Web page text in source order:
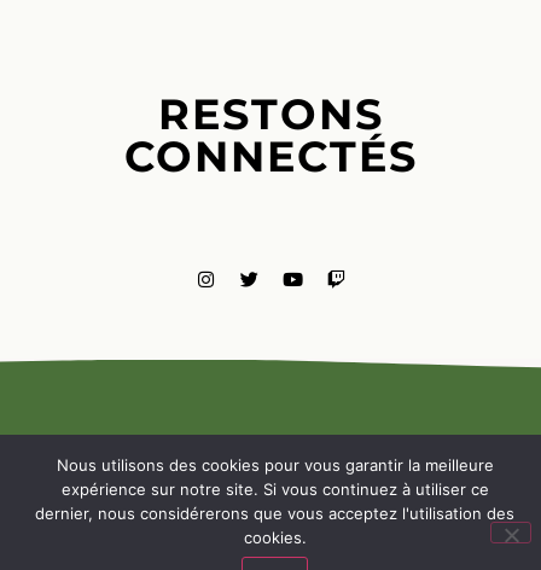
RESTONS
CONNECTÉS
MENTIONS
LÉGALES
NOUS
Nous utilisons des cookies pour vous garantir la meilleure
expérience sur notre site. Si vous continuez à utiliser ce
dernier, nous considérerons que vous acceptez l'utilisation des
cookies.